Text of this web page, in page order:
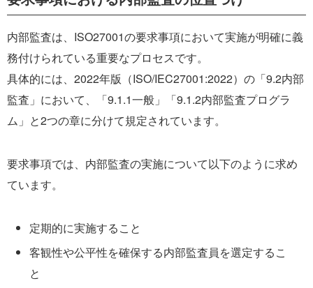
内部監査は、ISO27001の要求事項において実施が明確に義
務付けられている重要なプロセスです。
具体的には、2022年版（ISO/IEC27001:2022）の「9.2内部
監査」において、「9.1.1一般」「9.1.2内部監査プログラ
ム」と2つの章に分けて規定されています。
要求事項では、内部監査の実施について以下のように求め
ています。
定期的に実施すること
客観性や公平性を確保する内部監査員を選定するこ
と